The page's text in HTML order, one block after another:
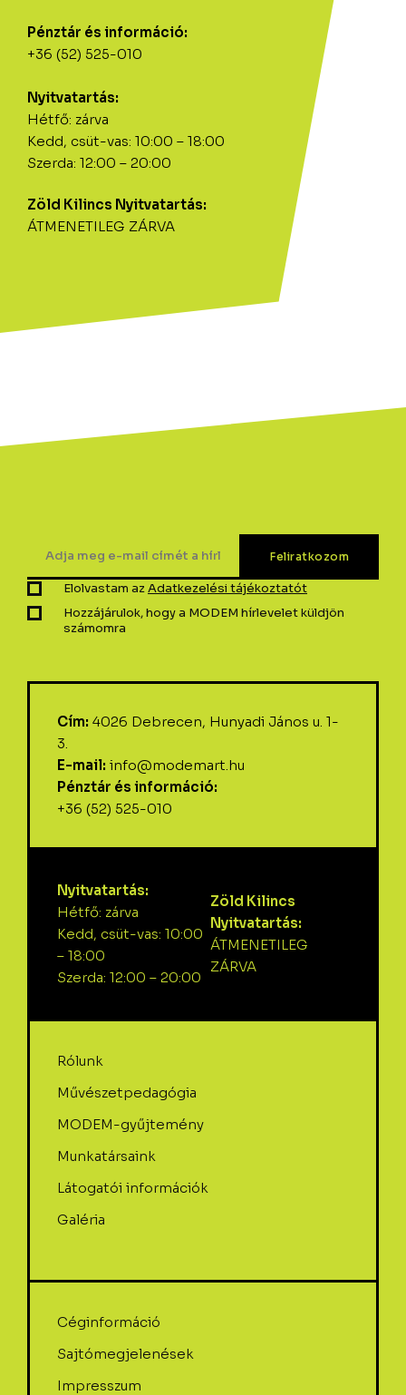
Pénztár és információ:
+36 (52) 525-010
Nyitvatartás:
Hétfő: zárva
Kedd, csüt-vas: 10:00 – 18:00
Szerda: 12:00 – 20:00
Zöld Kilincs Nyitvatartás:
ÁTMENETILEG ZÁRVA
Elolvastam azAdatkezelési tájékoztatót
Hozzájárulok, hogy a MODEM hírlevelet küldjön
számomra
Cím: 4026 Debrecen, Hunyadi János u. 1-
3.
E-mail: info@modemart.hu
Pénztár és információ:
+36 (52) 525-010
Nyitvatartás:
Hétfő: zárva
Kedd, csüt-vas: 10:00
– 18:00
Szerda: 12:00 – 20:00
Zöld Kilincs
Nyitvatartás:
ÁTMENETILEG
ZÁRVA
Rólunk
Művészetpedagógia
MODEM-gyűjtemény
Munkatársaink
Látogatói információk
Galéria
Céginformáció
Sajtómegjelenések
Impresszum